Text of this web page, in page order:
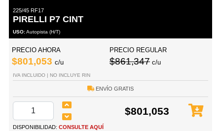
225/45 RF17
PIRELLI P7 CINT
USO:Autopista (H/T)
PRECIO AHORA
$801,053 c/u
PRECIO REGULAR
$861,347 c/u
IVA INCLUIDO | NO INCLUYE RIN
ENVÍO GRATIS
$801,053
DISPONIBILIDAD: CONSULTE AQUÍ